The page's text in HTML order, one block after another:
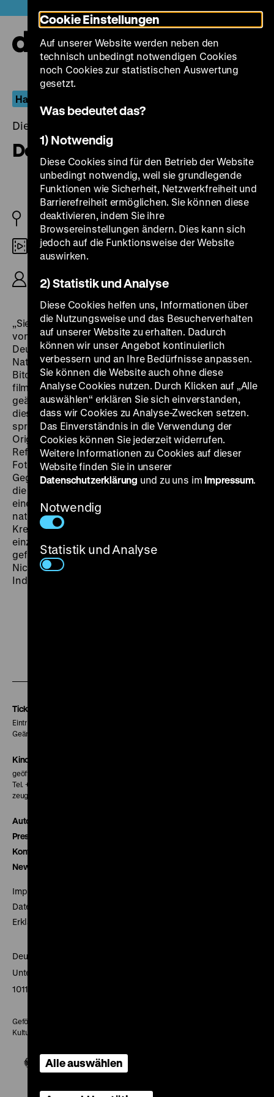
zum
Seiteninhalt
springen
Hartmut Bitomsky
Dienstag, 22. September 2020, 21.30 Uhr
Deutschlandbilder
BRD 1983
DCP
Carlos Bustamante, 60‘
„Sie glaubten an Bilder und Filme. Sie haben eine Flut
von Bildern über Deutschland verbreitet.
Deutschlandbilder.“ „Sie“, das sind die
Nationalsozialisten, deren Kulturfilmproduktion
Bitomsky gemeinsam mit Heiner Mühlenbrock
filmkritisch untersucht, gemäß seiner im Kommentar
geäußerten Arbeitshypothese: „Wie kann man über
diese Bilder sprechen? Worüber können diese Bilder
sprechen?“ Längere, unkommentierte Ausschnitte der
Originalfilme wechseln sich mit den sogenannten
Reflexionsinseln des Films ab, in denen anhand von
Fotoabzügen aus den Filmkopien Typologien,
Gegenüberstellungen und Montagen erzeugt werden,
die in Verbindung mit dem fragenden Kommentar
einen Blick hinter das propagierte
nationalsozialistische Wunschbild erlauben. Für Klaus
Kreimeier ist Deutschlandbilder „der erste und bisher
einzige deutsche Film, der den fortlaufend blind
geführten Indizienprozeß selbst zum Thema macht.
Nicht ‚der Nationalsozialismus’, sondern sein Bild-
Index, seine Ikonographie steht hier zur Debatte.“ (fl)
Tickets
Eintritt 5 €
Geänderte Preise sind im Programm vermerkt.
Kinokasse
geöffnet 30 Minuten vor Beginn der ersten Vorstellung
Tel. + 49 30 20304-770
zeughauskino@dhm.de
Autor*innen
Presse
Kontakt
Newsletter
Impressum
Datenschutz
Erklärung digitale Barrierefreiheit
Deutsches Historisches Museum
Unter den Linden 2
10117 Berlin
Gefördert mit Mitteln des Beauftragten der Bundesregierung für
Kultur und Medien
Cookie Einstellungen
Auf unserer Website werden neben den
technisch unbedingt notwendigen Cookies
noch Cookies zur statistischen Auswertung
gesetzt.
Was bedeutet das?
1) Notwendig
Diese Cookies sind für den Betrieb der Website
unbedingt notwendig, weil sie grundlegende
Funktionen wie Sicherheit, Netzwerkfreiheit und
Barrierefreiheit ermöglichen. Sie können diese
deaktivieren, indem Sie ihre
Browsereinstellungen ändern. Dies kann sich
jedoch auf die Funktionsweise der Website
auswirken.
2) Statistik und Analyse
Diese Cookies helfen uns, Informationen über
die Nutzungsweise und das Besucherverhalten
auf unserer Website zu erhalten. Dadurch
können wir unser Angebot kontinuierlich
verbessern und an Ihre Bedürfnisse anpassen.
Sie können die Website auch ohne diese
Analyse Cookies nutzen. Durch Klicken auf „Alle
auswählen“ erklären Sie sich einverstanden,
dass wir Cookies zu Analyse-Zwecken setzen.
Das Einverständnis in die Verwendung der
Cookies können Sie jederzeit widerrufen.
Weitere Informationen zu Cookies auf dieser
Website finden Sie in unserer
Datenschutzerklärung und zu uns im Impressum.
Notwendig
Statistik und Analyse
Alle auswählen